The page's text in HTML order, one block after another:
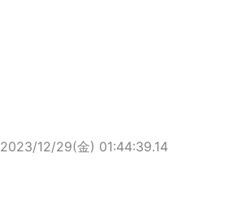
2023/12/29(金) 01:44:39.14